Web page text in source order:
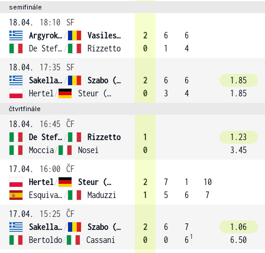
semifinále
18.04. 18:10
SF
Argyrokastriti /
Vasilescu
De Stefano / Rizzetto
2
0
6
1
6
4
18.04.
17:35
SF
Sakellaridi /
Szabo (1)
Hertel / Steur (4)
2
0
6
3
6
4
1.85
1.85
čtvrtfinále
18.04. 16:45 ČF
De Stefano /
Rizzetto
Moccia/ Nosei
1
0
1.23
3.45
17.04.
16:00 ČF
Hertel/
Steur (4)
Esquiva Banuls / Maduzzi
2
1
7
5
1
6
10
7
17.04.
15:25 ČF
Sakellaridi /
Szabo (1)
Bertoldo/ Cassani
2
0
6
0
7
6 1
1.06
6.50